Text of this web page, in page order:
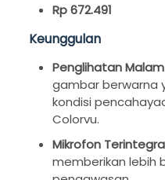
Rp 672.491
Keunggulan
Penglihatan
gambar berwarna
kondisi
Colorvu.
Mikrofon
memberikan lebih